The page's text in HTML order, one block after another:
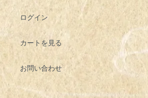
ログイン
カートを見る
お問い合わせ